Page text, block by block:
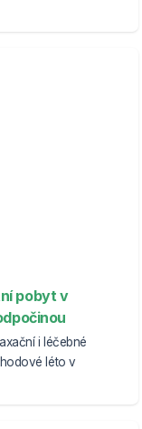
pobyt v
i léčebné
léto v